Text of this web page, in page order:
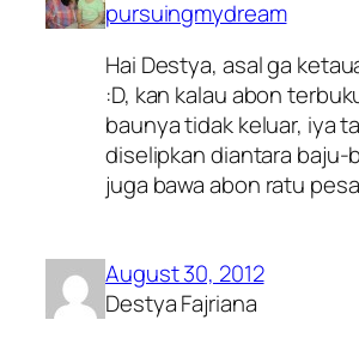
pursuingmydream
Hai Destya, asal ga
:D, kan kalau abon
baunya tidak keluar, iya
diselipkan diantara baju-
juga bawa abon ratu
August 30, 2012
Destya Fajriana